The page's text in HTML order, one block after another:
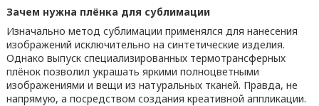
Зачем нужна плёнка для сублимации
Изначально метод сублимации применялся для нанесения
изображений исключительно на синтетические изделия.
Однако выпуск специализированных термотрансферных
плёнок позволил украшать яркими полноцветными
изображениями и вещи из натуральных тканей. Правда, не
напрямую, а посредством создания креативной аппликации.